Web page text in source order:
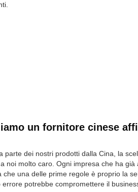
un fornitore cinese
parte dei nostri prodotti dalla Cina, la
noi molto caro. Ogni impresa che ha
che una delle prime regole è proprio la
errore potrebbe compromettere il